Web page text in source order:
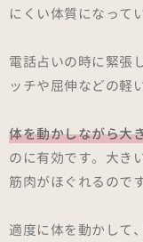
にくい体質になって
電話占いの時に緊張
ッチや屈伸などの軽
体を動かしながら大
のに有効です。大き
筋肉がほぐれるのです
適度に体を動かして